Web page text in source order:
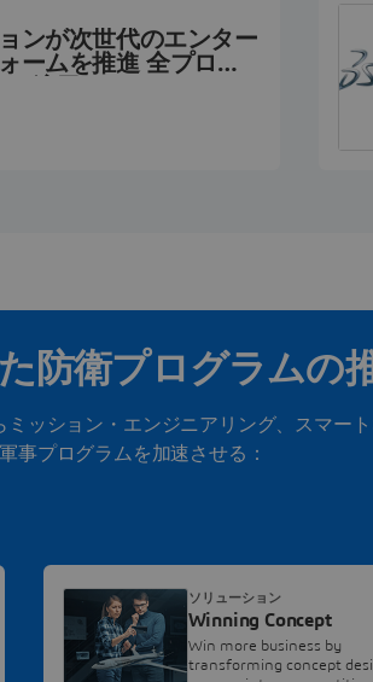
ンが次世代のエンター
ームを推進 全プログ
防衛プログラムの
ッション・エンジニアリング、スマート
事プログラムを加速させる：
Winning Concept
Win more business by
transforming concept
ソリューション